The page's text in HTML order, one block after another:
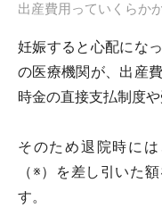
出産費用っていくらか
妊娠すると心配にな
の医療機関が、出産
時金の直接支払制度
そのため退院時に
（※）を差し引いた
す。